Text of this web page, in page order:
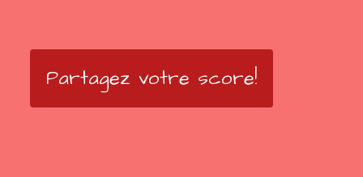
Partagez votre score!